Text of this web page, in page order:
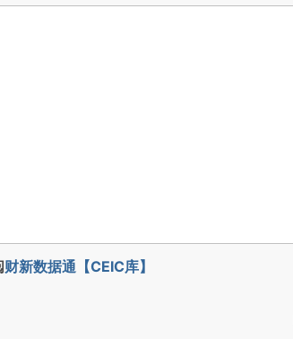
财新数据通【CEIC库】